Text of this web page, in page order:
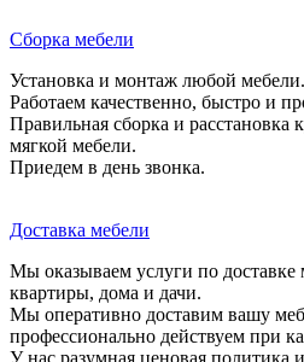
Сборка мебели
Установка и монтаж любой мебели.
Работаем качественно, быстро и
Правильная сборка и расстановка
мягкой мебели.
Приедем в день звонка.
Доставка мебели
Мы оказываем услуги по доставке
квартиры, дома и дачи.
Мы оперативно доставим вашу
профессионально действуем при